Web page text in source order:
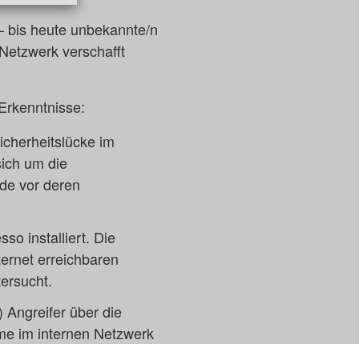
bis heute unbekannte/n
verschafft
im
um die
vor deren
installiert. Die
erreichbaren
Angreifer über die
im internen Netzwerk